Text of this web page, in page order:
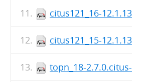
citus121_16-
citus121_15-
topn_18-2.7.0.citus-